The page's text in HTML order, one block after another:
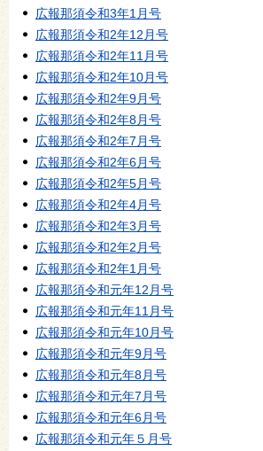
広報那須令和3年1月号
広報那須令和2年12月号
広報那須令和2年11月号
広報那須令和2年10月号
広報那須令和2年9月号
広報那須令和2年8月号
広報那須令和2年7月号
広報那須令和2年6月号
広報那須令和2年5月号
広報那須令和2年4月号
広報那須令和2年3月号
広報那須令和2年2月号
広報那須令和2年1月号
広報那須令和元年12月号
広報那須令和元年11月号
広報那須令和元年10月号
広報那須令和元年9月号
広報那須令和元年8月号
広報那須令和元年7月号
広報那須令和元年6月号
広報那須令和元年５月号